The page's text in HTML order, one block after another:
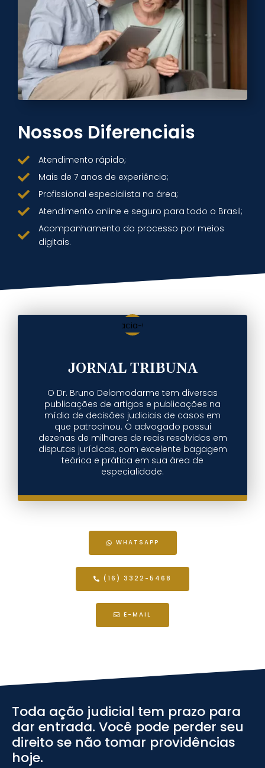
Nossos Diferenciais
Atendimento rápido;
Mais de 7 anos de experiência;
Profissional especialista na área;
Atendimento online e seguro para todo o Brasil;
Acompanhamento do processo por meios
digitais.
JORNAL TRIBUNA
O Dr. Bruno Delomodarme tem diversas
publicações de artigos e publicações na
mídia de decisões judiciais de casos em
que patrocinou. O advogado possui
dezenas de milhares de reais resolvidos em
disputas jurídicas, com excelente bagagem
teórica e prática em sua área de
especialidade.
WHATSAPP
(16) 3322-5468
E-MAIL
Toda ação judicial tem prazo para
dar entrada. Você pode perder seu
direito se não tomar providências
hoje.